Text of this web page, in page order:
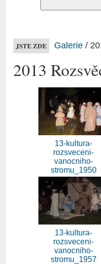
JSTE ZDE Galerie /
2013
13-kultura-
rozsveceni-
vanocniho-
stromu_1950
13-kultura-
rozsveceni-
vanocniho-
stromu_1957